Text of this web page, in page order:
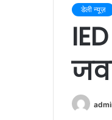
डेली न्यूज़